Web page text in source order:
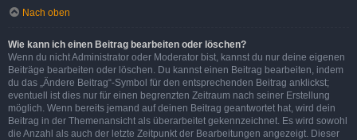
Nach oben
Wie kann ich einen Beitrag bearbeiten oder löschen?
Wenn du nicht Administrator oder Moderator bist, kannst du nur deine eigenen
Beiträge bearbeiten oder löschen. Du kannst einen Beitrag bearbeiten, indem
du das „Ändere Beitrag“-Symbol für den entsprechenden Beitrag anklickst;
eventuell ist dies nur für einen begrenzten Zeitraum nach seiner Erstellung
möglich. Wenn bereits jemand auf deinen Beitrag geantwortet hat, wird dein
Beitrag in der Themenansicht als überarbeitet gekennzeichnet. Es wird sowohl
die Anzahl als auch der letzte Zeitpunkt der Bearbeitungen angezeigt. Dieser